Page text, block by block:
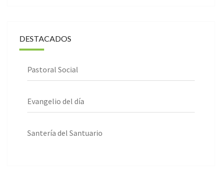
DESTACADOS
Pastoral Social
Evangelio del día
Santería del Santuario